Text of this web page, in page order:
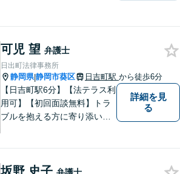
軽にご連絡ください。
可児 望 弁護士
日出町法律事務所
静岡県|静岡市葵区 日吉町駅 から徒歩6分
【日吉町駅6分】【法テラス利
用可】【初回面談無料】トラ
ブルを抱える方に寄り添い、
詳細を見
る
坂野 史子